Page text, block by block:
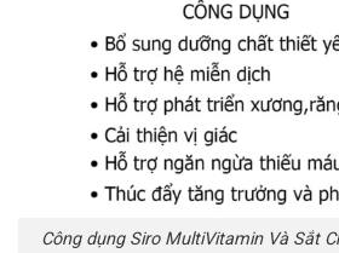
Công dụng Siro MultiVitamin Và Sắt